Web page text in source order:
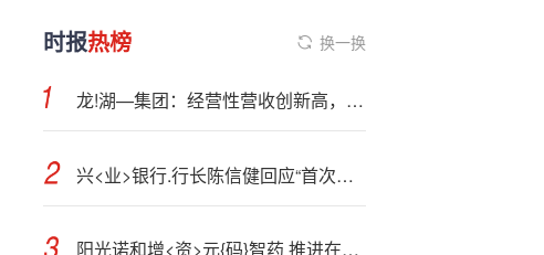
时报热榜 换一换
龙!湖—集团：经营性营收创新高，实现内生“造血”自循环
兴<业>银行.行长陈信健回应“首次中期分红”：每一份投资背后 都是沉甸甸的信任
阳光诺和增<资>元{码}智药 推进在体内CAR-T领域战略布局